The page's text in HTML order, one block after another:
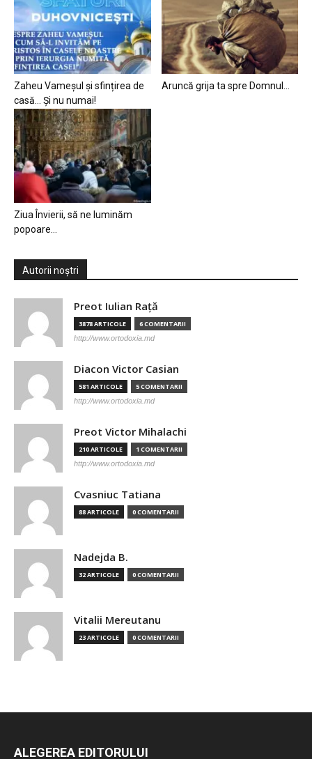
Zaheu Vameșul și sfințirea de
casă… Și nu numai!
Aruncă grija ta spre Domnul…
Ziua Învierii, să ne luminăm
popoare…
Autorii noștri
Preot Iulian Raţă
3878 ARTICOLE 6 COMENTARII
http://www.ortodoxia.md
Diacon Victor Casian
581 ARTICOLE 5 COMENTARII
http://www.ortodoxia.md
Preot Victor Mihalachi
210 ARTICOLE 1 COMENTARII
http://www.ortodoxia.md
Cvasniuc Tatiana
88 ARTICOLE 0 COMENTARII
Nadejda B.
32 ARTICOLE 0 COMENTARII
Vitalii Mereutanu
23 ARTICOLE 0 COMENTARII
ALEGEREA EDITORULUI